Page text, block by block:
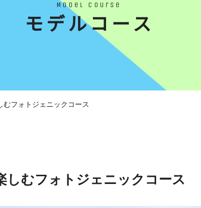
Model course
モデルコース
フォトジェニックコース
しむフォトジェニックコース